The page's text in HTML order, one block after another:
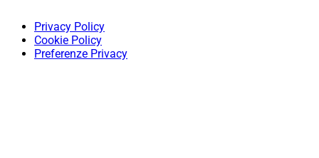
Privacy Policy
Cookie Policy
Preferenze Privacy